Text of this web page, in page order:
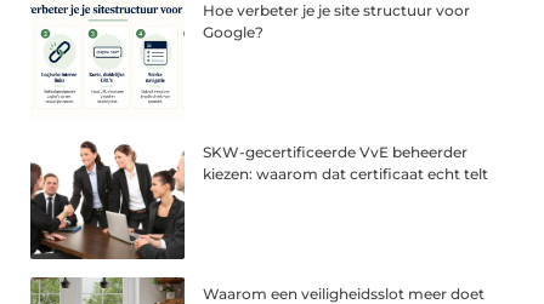
Hoe verbeter je je site structuur voor
Google?
SKW-gecertificeerde VvE beheerder
kiezen: waarom dat certificaat echt telt
Waarom een veiligheidsslot meer doet